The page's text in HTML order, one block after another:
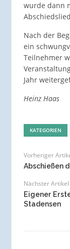
wurde dann
Nach der
ein
Teilnehmer
Jahr
Heinz Haas
KATEGORIEN
Vorheriger
Abschießen
Nächster Artikel
Eigener
Stadensen